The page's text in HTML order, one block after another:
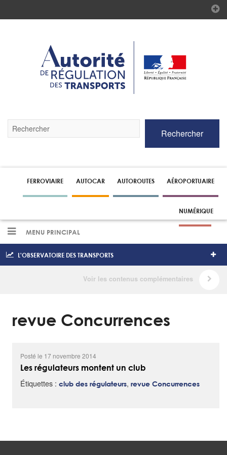
par
pour
recherche
Rechercher
FERROVIAIRE AUTOCAR AUTOROUTES AÉROPORTUAIRE
NUMÉRIQUE
MENU PRINCIPAL
L'OBSERVATOIRE DES TRANSPORTS
revue Concurrences
Posté le 17 novembre 2014
Les régulateurs montent un club
Étiquettes : club des régulateurs, revue Concurrences